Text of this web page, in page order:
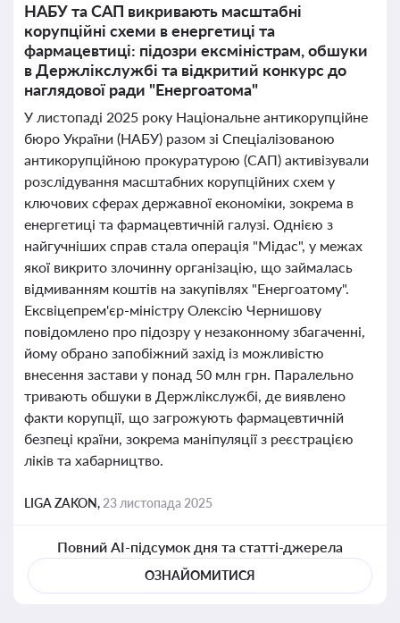
НАБУ та САП викривають масштабні
корупційні схеми в енергетиці та
фармацевтиці: підозри ексміністрам, обшуки
в Держлікслужбі та відкритий конкурс до
наглядової ради "Енергоатома"
У листопаді 2025 року Національне антикорупційне
бюро України (НАБУ) разом зі Спеціалізованою
антикорупційною прокуратурою (САП) активізували
розслідування масштабних корупційних схем у
ключових сферах державної економіки, зокрема в
енергетиці та фармацевтичній галузі. Однією з
найгучніших справ стала операція "Мідас", у межах
якої викрито злочинну організацію, що займалась
відмиванням коштів на закупівлях "Енергоатому".
Ексвіцепрем'єр-міністру Олексію Чернишову
повідомлено про підозру у незаконному збагаченні,
йому обрано запобіжний захід із можливістю
внесення застави у понад 50 млн грн. Паралельно
тривають обшуки в Держлікслужбі, де виявлено
факти корупції, що загрожують фармацевтичній
безпеці країни, зокрема маніпуляції з реєстрацією
ліків та хабарництво.
LIGA ZAKON, 23 листопада 2025
Повний AI-підсумок дня та статті-джерела
ОЗНАЙОМИТИСЯ